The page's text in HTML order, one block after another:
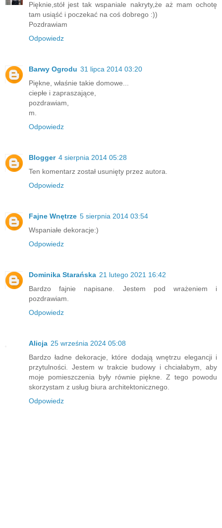
Pięknie,stół jest tak wspaniale nakryty,że aż mam ochotę
tam usiąść i poczekać na coś dobrego :))
Pozdrawiam
Odpowiedz
Barwy Ogrodu 31 lipca 2014 03:20
Piękne, właśnie takie domowe...
ciepłe i zapraszające,
pozdrawiam,
m.
Odpowiedz
Blogger 4 sierpnia 2014 05:28
Ten komentarz został usunięty przez autora.
Odpowiedz
Fajne Wnętrze 5 sierpnia 2014 03:54
Wspaniałe dekoracje:)
Odpowiedz
Dominika Starańska 21 lutego 2021 16:42
Bardzo fajnie napisane. Jestem pod wrażeniem i
pozdrawiam.
Odpowiedz
Alicja 25 września 2024 05:08
Bardzo ładne dekoracje, które dodają wnętrzu elegancji i
przytulności. Jestem w trakcie budowy i chciałabym, aby
moje pomieszczenia były równie piękne. Z tego powodu
skorzystam z usług biura architektonicznego.
Odpowiedz